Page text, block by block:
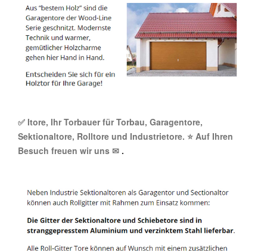
✅ Itore, Ihr Torbauer für Torbau, Garagentore,
Sektionaltore, Rolltore und Industrietore. ⭐ Auf Ihren
Besuch freuen wir uns ✉ .